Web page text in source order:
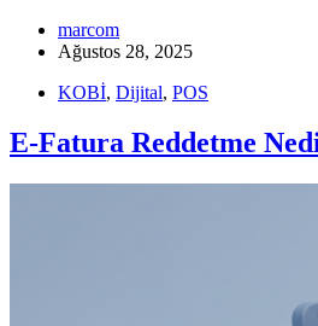
marcom
Ağustos 28, 2025
KOBİ, Dijital, POS
E-Fatura Reddetme